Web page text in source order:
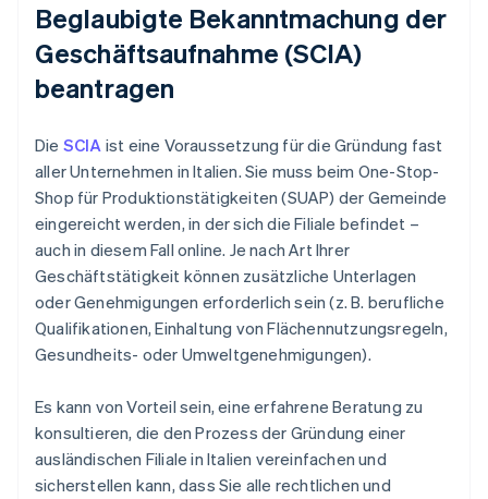
Beglaubigte Bekanntmachung der
Geschäftsaufnahme (SCIA)
beantragen
Die SCIA ist eine Voraussetzung für die Gründung fast
aller Unternehmen in Italien. Sie muss beim One-Stop-
Shop für Produktionstätigkeiten (SUAP) der Gemeinde
eingereicht werden, in der sich die Filiale befindet –
auch in diesem Fall online. Je nach Art Ihrer
Geschäftstätigkeit können zusätzliche Unterlagen
oder Genehmigungen erforderlich sein (z. B. berufliche
Qualifikationen, Einhaltung von Flächennutzungsregeln,
Gesundheits- oder Umweltgenehmigungen).
Es kann von Vorteil sein, eine erfahrene Beratung zu
konsultieren, die den Prozess der Gründung einer
ausländischen Filiale in Italien vereinfachen und
sicherstellen kann, dass Sie alle rechtlichen und